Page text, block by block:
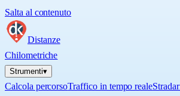
Salta al contenuto
Distanze
Chilometriche
Strumenti▾
Calcola percorsoTraffico in tempo reale